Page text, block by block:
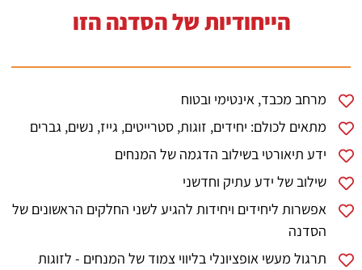
הייחודיות של הסדנה הזו
מרחב מכבד, אינטימי ובטוח
מתאים לכולם: יחידים, זוגות, סטרייטים, גייז, נשים, גברים
ידע תיאורטי בשילוב הדגמה של המנחים
שילוב של ידע עתיק וחדשני
אפשרות ליחידים ויחידות להגיע לשני החלקים הראשונים של
הסדנה
תרגול מעשי אופציונלי בליווי צמוד של המנחים - לזוגות